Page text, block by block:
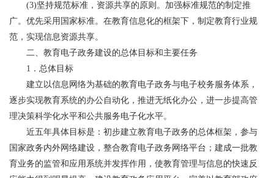
(3)坚持规范标准，资源共享的原则。加强标准规范的制定推
广。优先采用国家标准。在教育信息化的框架下，制定教育行业规
范，实现信息资源共享。
二、教育电子政务建设的总体目标和主要任务
1．总体目标
建立以信息网络为基础的教育电子政务与电子校务服务体系，
逐步实现教育系统的办公自动化，推进无纸化办公，进一步提高管
理决策科学化水平和公共服务电子化水平。
近五年具体目标是：初步建立教育电子政务的总体框架，参与
国家政务内外网络建设，整合教育电子政务网络平台；建成一批教
育业务的监管和应用系统并发挥作用，使教育管理与信息的快速反